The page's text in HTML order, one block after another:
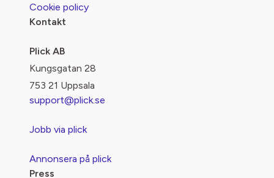
Cookie policy
Kontakt
Plick AB
Kungsgatan 28
753 21 Uppsala
support@plick.se
Jobb via plick
Annonsera på plick
Press